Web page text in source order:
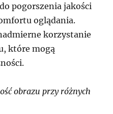
pogorszenia jakości
oglądania.
korzystanie
które mogą
obrazu przy różnych